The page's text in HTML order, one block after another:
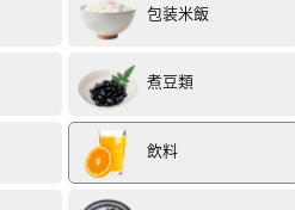
包装米飯
煮豆類
飲料